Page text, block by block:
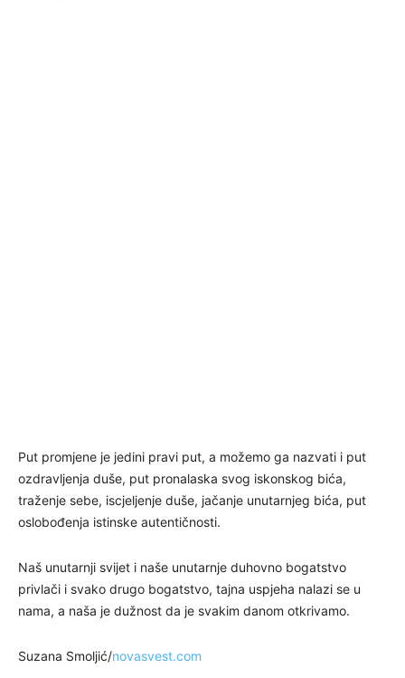
Put promjene je jedini pravi put, a možemo ga nazvati i put
ozdravljenja duše, put pronalaska svog iskonskog bića,
traženje sebe, iscjeljenje duše, jačanje unutarnjeg bića, put
oslobođenja istinske autentičnosti.
Naš unutarnji svijet i naše unutarnje duhovno bogatstvo
privlači i svako drugo bogatstvo, tajna uspjeha nalazi se u
nama, a naša je dužnost da je svakim danom otkrivamo.
Suzana Smoljić/novasvest.com